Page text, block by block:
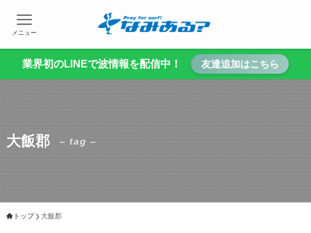
メニュー
業界初のLINEで波情報を配信中！ 友達追加はこちら
大飯郡 – tag –
トップ 大飯郡